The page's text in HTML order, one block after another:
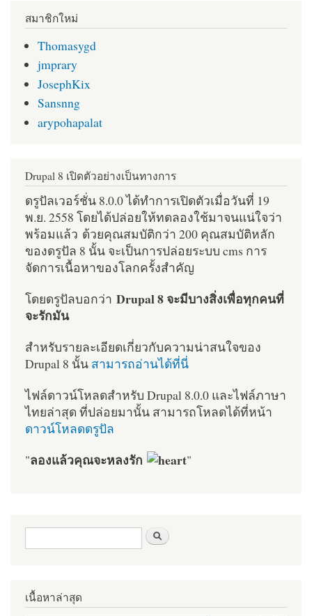
สมาชิกใหม่
Thomasygd
jmprary
JosephKix
Sansnng
arypohapalat
Drupal 8 เปิดตัวอย่างเป็นทางการ
ดรูปัลเวอร์ชั่น 8.0.0 ได้ทำการเปิดตัวเมื่อวันที่ 19
พ.ย. 2558 โดยได้ปล่อยให้ทดลองใช้มาจนแน่ใจว่า
พร้อมแล้ว ด้วยคุณสมบัติกว่า 200 คุณสมบัติหลัก
ของดรูปัล 8 นั้น จะเป็นการปล่อยระบบ cms การ
จัดการเนื้อหาของโลกครั้งสำคัญ
โดยดรูปัลบอกว่า Drupal 8 จะมีบางสิ่งเพื่อทุกคนที่
จะรักมัน
สำหรับรายละเอียดเกี่ยวกับความน่าสนใจของ
Drupal 8 นั้น สามารถอ่านได้ที่นี่
ไฟล์ดาวน์โหลดสำหรับ Drupal 8.0.0 และไฟล์ภาษา
ไทยล่าสุด ที่ปล่อยมานั้น สามารถโหลดได้ที่หน้า
ดาวน์โหลดดรูปัล
"ลองแล้วคุณจะหลงรัก "
ฟอร์มค้นหา
เนื้อหาล่าสุด